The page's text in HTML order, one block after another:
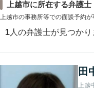
上越市に所在する弁護士
上越市の事務所等での面談予約が
1 人の弁護士が見つかり
田
上越